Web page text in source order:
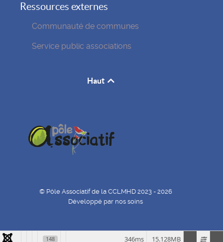
Ressources externes
Communauté de communes
Service public associations
Haut
© Pôle Associatif de la CCLMHD 2023 - 2026
Développé par nos soins
148 15.128MB
346ms